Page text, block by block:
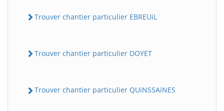
Trouver chantier particulier EBREUiL
Trouver chantier particulier DOYET
Trouver chantier particulier QUiNSSAiNES